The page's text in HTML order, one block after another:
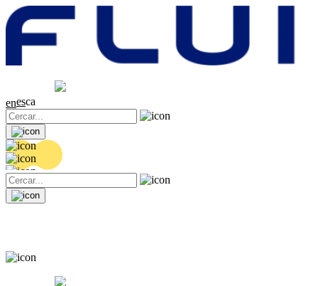
0.06 (+0.3%)
enesca
0.06 (+0.3%)